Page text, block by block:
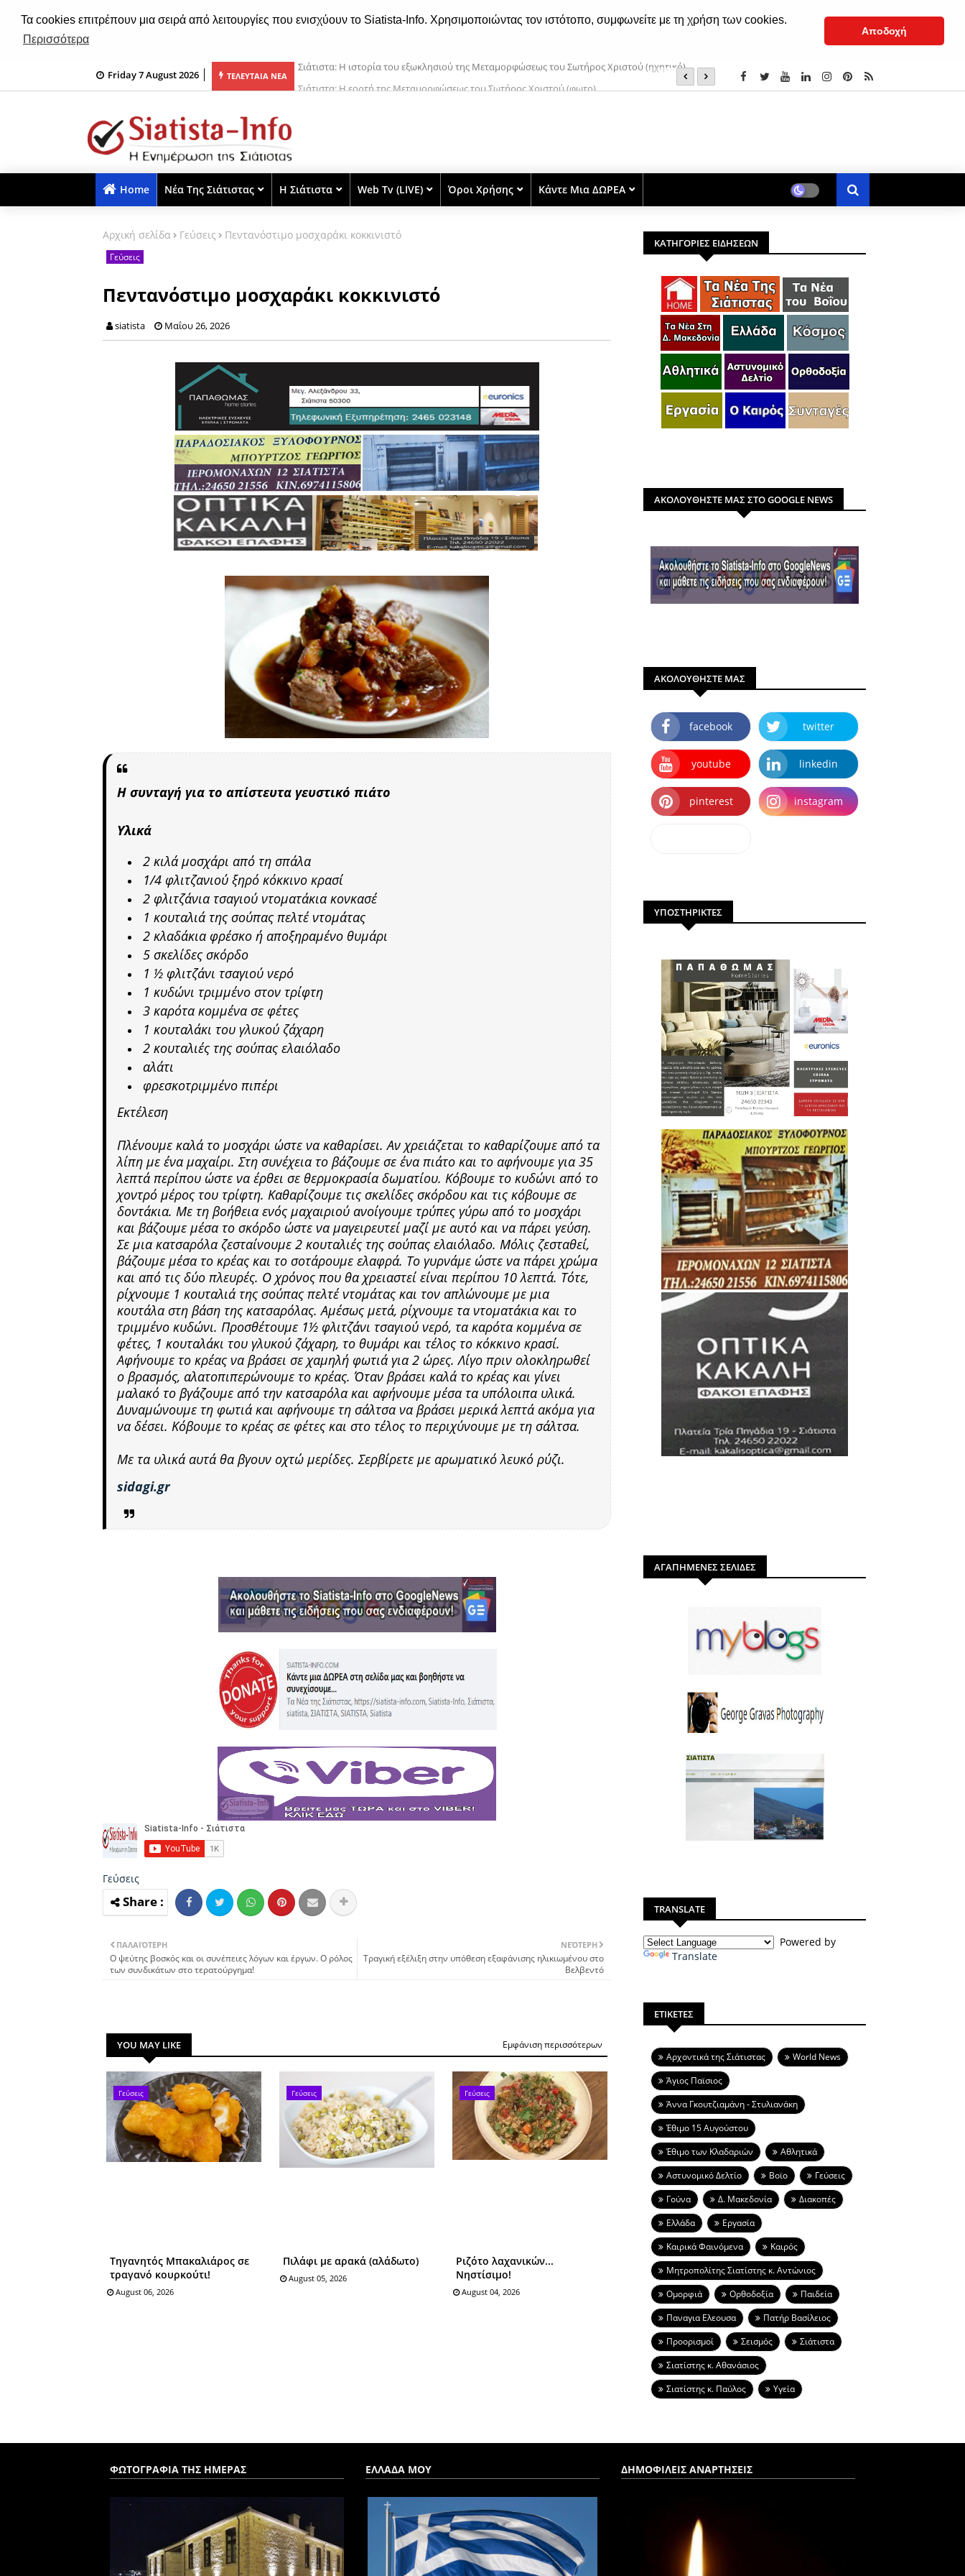
Τα cookies επιτρέπουν μια σειρά από λειτουργίες που ενισχύουν το Siatista-Info. Χρησιμοποιώντας τον ιστότοπο, συμφωνείτε με τη χρήση των cookies.
Περισσότερα
Αποδοχή
Friday 7 August 2026 ΤΕΛΕΥΤΑΙΑ ΝΕΑ
της Μεταμορφώσεως του Σωτήρος Χριστού (ηχητικό) Σιάτιστα: Η εορτή της Μεταμορφώσεως του Σωτήρος Χριστού (φωτο) (†) Σιατίστης Παύλος: «Εμείς το μάθημα το ξέρουμε,
Home Νέα Της Σιάτιστας Η Σιάτιστα Web Tv (LIVE) Όροι Χρήσης Κάντε Μια ΔΩΡΕΑ
Αρχική σελίδα Γεύσεις Πεντανόστιμο μοσχαράκι κοκκινιστό
Γεύσεις
Πεντανόστιμο μοσχαράκι κοκκινιστό
siatista Μαΐου 26, 2026
Η συνταγή για το απίστευτα γευστικό πιάτο
Υλικά
2 κιλά μοσχάρι από τη σπάλα
1/4 φλιτζανιού ξηρό κόκκινο κρασί
2 φλιτζάνια τσαγιού ντοματάκια κονκασέ
1 κουταλιά της σούπας πελτέ ντομάτας
2 κλαδάκια φρέσκο ή αποξηραμένο θυμάρι
5 σκελίδες σκόρδο
1 ½ φλιτζάνι τσαγιού νερό
1 κυδώνι τριμμένο στον τρίφτη
3 καρότα κομμένα σε φέτες
1 κουταλάκι του γλυκού ζάχαρη
2 κουταλιές της σούπας ελαιόλαδο
αλάτι
φρεσκοτριμμένο πιπέρι
Εκτέλεση
Πλένουμε καλά το μοσχάρι ώστε να καθαρίσει. Αν χρειάζεται το καθαρίζουμε από τα
λίπη με ένα μαχαίρι. Στη συνέχεια το βάζουμε σε ένα πιάτο και το αφήνουμε για 35
λεπτά περίπου ώστε να έρθει σε θερμοκρασία δωματίου. Κόβουμε το κυδώνι από το
χοντρό μέρος του τρίφτη. Καθαρίζουμε τις σκελίδες σκόρδου και τις κόβουμε σε
δοντάκια. Με τη βοήθεια ενός μαχαιριού ανοίγουμε τρύπες γύρω από το μοσχάρι
και βάζουμε μέσα το σκόρδο ώστε να μαγειρευτεί μαζί με αυτό και να πάρει γεύση.
Σε μια κατσαρόλα ζεσταίνουμε 2 κουταλιές της σούπας ελαιόλαδο. Μόλις ζεσταθεί,
βάζουμε μέσα το κρέας και το σοτάρουμε ελαφρά. Το γυρνάμε ώστε να πάρει χρώμα
και από τις δύο πλευρές. Ο χρόνος που θα χρειαστεί είναι περίπου 10 λεπτά. Τότε,
ρίχνουμε 1 κουταλιά της σούπας πελτέ ντομάτας και τον απλώνουμε με μια
κουτάλα στη βάση της κατσαρόλας. Αμέσως μετά, ρίχνουμε τα ντοματάκια και το
τριμμένο κυδώνι. Προσθέτουμε 1½ φλιτζάνι τσαγιού νερό, τα καρότα κομμένα σε
φέτες, 1 κουταλάκι του γλυκού ζάχαρη, το θυμάρι και τέλος το κόκκινο κρασί.
Αφήνουμε το κρέας να βράσει σε χαμηλή φωτιά για 2 ώρες. Λίγο πριν ολοκληρωθεί
ο βρασμός, αλατοπιπερώνουμε το κρέας. Όταν βράσει καλά το κρέας και γίνει
μαλακό το βγάζουμε από την κατσαρόλα και αφήνουμε μέσα τα υπόλοιπα υλικά.
Δυναμώνουμε τη φωτιά και αφήνουμε τη σάλτσα να βράσει μερικά λεπτά ακόμα για
να δέσει. Κόβουμε το κρέας σε φέτες και στο τέλος το περιχύνουμε με τη σάλτσα.
Με τα υλικά αυτά θα βγουν οχτώ μερίδες. Σερβίρετε με αρωματικό λευκό ρύζι.
sidagi.gr
Γεύσεις
ΝΕΌΤΕΡΗ
Τραγική εξέλιξη στην υπόθεση εξαφάνισης ηλικιωμένου στο
Βελβεντό
ΠΑΛΑΙΌΤΕΡΗ
Ο ψεύτης βοσκός και οι συνέπειες λόγων και έργων. Ο ρόλος
των συνδικάτων στο τερατούργημα!
YOU MAY LIKE Εμφάνιση περισσότερων
Γεύσεις
Tηγαvητός Mπακαλιάρος σε
τραγανό κουρκούτι!
August 06, 2026
Γεύσεις
Πιλάφι με αρακά (αλάδωτο)
August 05, 2026
Γεύσεις
Ριζότο λαχανικών...
Νηστίσιμο!
August 04, 2026
ΚΑΤΗΓΟΡΙΕΣ ΕΙΔΗΣΕΩΝ
ΑΚΟΛΟΥΘΗΣΤΕ ΜΑΣ ΣΤΟ GOOGLE NEWS
ΑΚΟΛΟΥΘΗΣΤΕ ΜΑΣ
facebook twitter
youtube linkedin
pinterest instagram
ΥΠΟΣΤΗΡΙΚΤΕΣ
ΑΓΑΠΗΜΕΝΕΣ ΣΕΛΙΔΕΣ
TRANSLATE
Powered by
Translate
ΕΤΙΚΕΤΕΣ
Aρχοντικά της Σιάτιστας
World News
Άγιος Παϊσιος
Άννα Γκουτζιαμάνη - Στυλιανάκη
Έθιμο 15 Αυγούστου
Έθιμο των Κλαδαριών
Αθλητικά
Αστυνομικό Δελτίο
Βοϊο
Γεύσεις
Γούνα
Δ. Μακεδονία
Διακοπές
Ελλάδα
Εργασία
Καιρικά Φαινόμενα
Καιρός
Μητροπολίτης Σιατίστης κ. Αντώνιος
Ομορφιά
Ορθοδοξία
Παιδεία
Παναγια Ελεουσα
Πατήρ Βασίλειος
Προορισμοί
Σεισμός
Σιάτιστα
Σιατίστης κ. Αθανάσιος
Σιατίστης κ. Παύλος
Υγεία
ΦΩΤΟΓΡΑΦΙΑ ΤΗΣ ΗΜΕΡΑΣ ΕΛΛΑΔΑ ΜΟΥ ΔΗΜΟΦΙΛΕΙΣ ΑΝΑΡΤΗΣΕΙΣ